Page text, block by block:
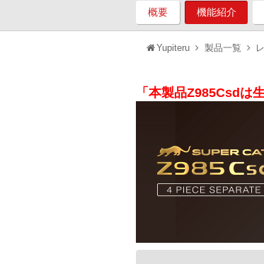
概要 機能紹介
Yupiteru 製品一覧
「本製品Z985Csdは